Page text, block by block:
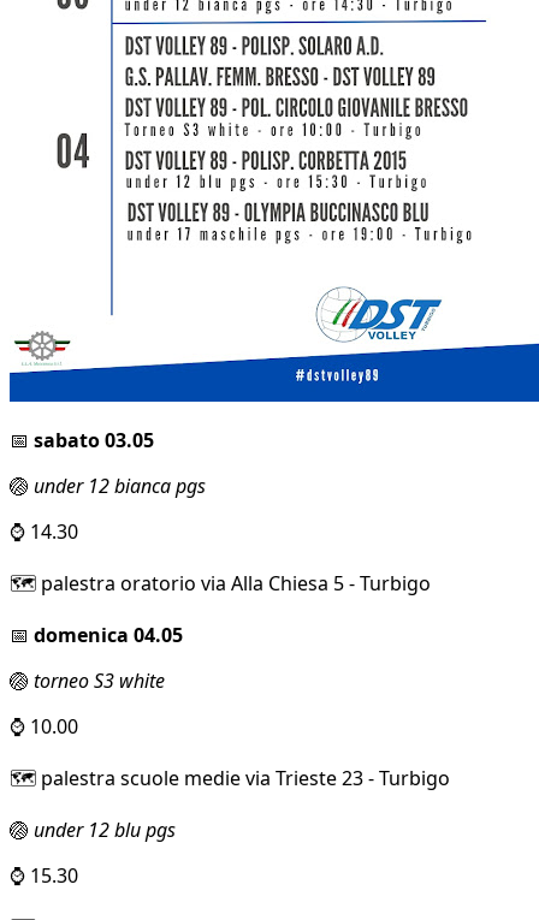
📅 sabato 03.05
🏐 under 12 bianca pgs
⌚ 14.30
🗺️ palestra oratorio via Alla Chiesa 5 - Turbigo
📅 domenica 04.05
🏐 torneo S3 white
⌚ 10.00
🗺️ palestra scuole medie via Trieste 23 - Turbigo
🏐 under 12 blu pgs
⌚ 15.30